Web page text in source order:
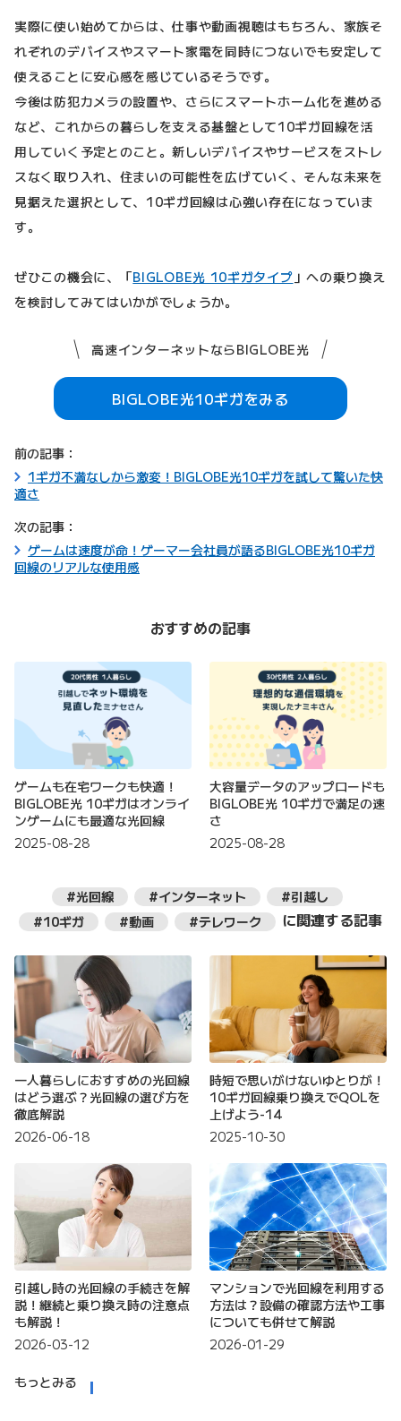
実際に使い始めてからは、仕事や動画視聴はもちろん、家族そ
れぞれのデバイスやスマート家電を同時につないでも安定して
使えることに安心感を感じているそうです。
今後は防犯カメラの設置や、さらにスマートホーム化を進める
など、これからの暮らしを支える基盤として10ギガ回線を活
用していく予定とのこと。新しいデバイスやサービスをストレ
スなく取り入れ、住まいの可能性を広げていく、そんな未来を
見据えた選択として、10ギガ回線は心強い存在になっていま
す。
ぜひこの機会に、「BIGLOBE光 10ギガタイプ 」への乗り換え
を検討してみてはいかがでしょうか。
高速インターネットならBIGLOBE光
BIGLOBE光10ギガをみる
前の記事：
1ギガ不満なしから激変！BIGLOBE光10ギガを試して驚いた快
適さ
次の記事：
ゲームは速度が命！ゲーマー会社員が語るBIGLOBE光10ギガ
回線のリアルな使用感
おすすめの記事
ゲームも在宅ワークも快適！
BIGLOBE光 10ギガはオンライ
ンゲームにも最適な光回線
2025-08-28
大容量データのアップロードも
BIGLOBE光 10ギガで満足の速
さ
2025-08-28
#光回線 #インターネット
#引越し
#10ギガ
#動画 #テレワーク に関連する記事
一人暮らしにおすすめの光回線
はどう選ぶ？光回線の選び方を
徹底解説
2026-06-18
時短で思いがけないゆとりが！
10ギガ回線乗り換えでQOLを
上げよう-14
2025-10-30
引越し時の光回線の手続きを解
説！継続と乗り換え時の注意点
も解説！
2026-03-12
マンションで光回線を利用する
方法は？設備の確認方法や工事
についても併せて解説
2026-01-29
もっとみる